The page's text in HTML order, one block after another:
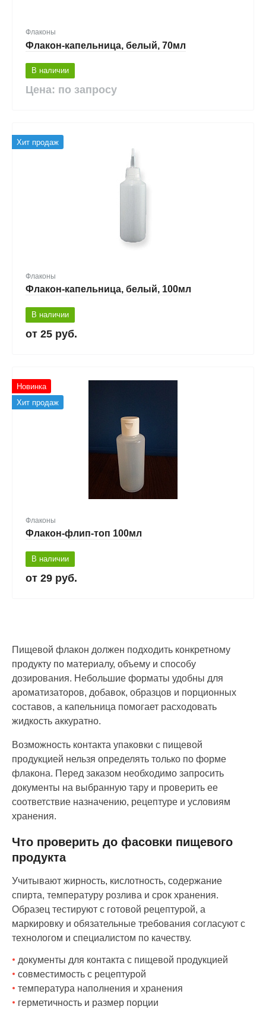
Флаконы
Флакон-капельница, белый, 70мл
В наличии
Цена: по запросу
Хит продаж
Флаконы
Флакон-капельница, белый, 100мл
В наличии
25 руб.
Новинка
Хит продаж
Флаконы
Флакон-флип-топ 100мл
В наличии
29 руб.
Пищевой флакон должен подходить конкретному
продукту по материалу, объему и способу
дозирования. Небольшие форматы удобны для
ароматизаторов, добавок, образцов и порционных
составов, а капельница помогает расходовать
жидкость аккуратно.
Возможность контакта упаковки с пищевой
продукцией нельзя определять только по форме
флакона. Перед заказом необходимо запросить
документы на выбранную тару и проверить ее
соответствие назначению, рецептуре и условиям
хранения.
Что проверить до фасовки пищевого
продукта
Учитывают жирность, кислотность, содержание
спирта, температуру розлива и срок хранения.
Образец тестируют с готовой рецептурой, а
маркировку и обязательные требования согласуют с
технологом и специалистом по качеству.
документы для контакта с пищевой продукцией
совместимость с рецептурой
температура наполнения и хранения
герметичность и размер порции